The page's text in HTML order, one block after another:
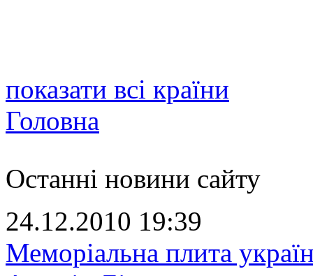
показати всі країни
Головна
Останні новини сайту
24.12.2010 19:39
Меморіальна плита